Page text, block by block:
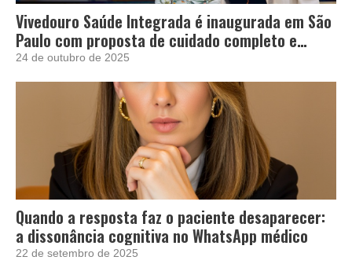
Vivedouro Saúde Integrada é inaugurada em São
Paulo com proposta de cuidado completo e
acolhedor
24 de outubro de 2025
Quando a resposta faz o paciente desaparecer:
a dissonância cognitiva no WhatsApp médico
22 de setembro de 2025